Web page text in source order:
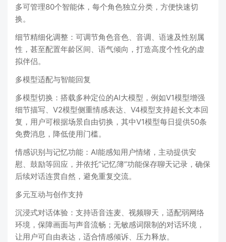
多可管理80个智能体，每个角色独立分类，方便快速切
换。
细节精细化调整：可调节角色音色、音调、语速及性别属
性，甚至配置年龄区间、语气倾向，打造高度个性化的虚
拟伴侣。
多模型适配与智能回复
多模型切换：搭载多种定位的AI大模型，例如V1模型增强
细节描写、V2模型侧重情感表达、V4模型支持超长文本回
复，用户可根据场景自由切换，其中V1模型每日提供50条
免费消息，降低使用门槛。
情感识别与记忆功能：AI能感知用户情绪，主动提供安
慰、鼓励等回应，并依托“记忆簿”功能保存聊天记录，确保
后续对话连贯自然，避免重复交流。
多元互动与创作支持
沉浸式对话体验：支持语音连麦、视频聊天，适配弱网络
环境，保障画面与声音流畅；无敏感词限制的对话环境，
让用户可自由表达，适合情感倾诉、压力释放。